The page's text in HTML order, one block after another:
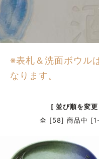
※表札＆洗面ボウル
なります。
[ 並び順を変
全 [58] 商品中